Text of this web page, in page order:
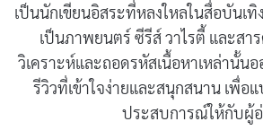
เทพที่ยังคงฝึกฝนตัวเองทุกวันแม้จะอา
เครื่องหมายเปลี่ยนร่างบนท้องของตัวเ
เกอร์ และพร้อมที่จะสู้กับความชั่วร้าย
ของคนทั่วไป โทจิมะอาจจะดูเป็นคนที่
เข้าสังคม แต่ความจริงแล้วเขาเป็นคนที่
เป็นนักเขียนอิสระที่หลงใหลในสื่อบันเ
เป็นภาพยนตร์ ซีรีส์ วาไรตี้ และส
วิเคราะห์และถอดรหัสเนื้อหาเหล่านั้น
รีวิวที่เข้าใจง่ายและสนุกสนาน เพื่อ
ประสบการณ์ให้กับผู้